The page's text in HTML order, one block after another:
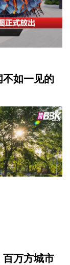
不如一见的
百万方城市